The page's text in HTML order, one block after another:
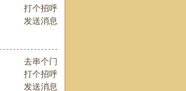
打个招呼
发送消息
去串个门
打个招呼
发送消息